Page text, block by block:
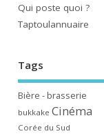
Qui poste quoi ?
Taptoulannuaire
Tags
Bière - brasserie
bukkake Cinéma
Corée du Sud